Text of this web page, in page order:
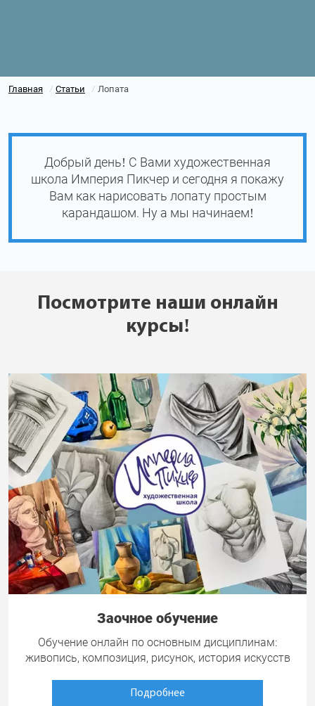
Главная / Статьи / Лопата
Добрый день! С Вами художественная
школа Империя Пикчер и сегодня я покажу
Вам как нарисовать лопату простым
карандашом. Ну а мы начинаем!
Посмотрите наши онлайн
курсы!
Заочное обучение
Обучение онлайн по основным дисциплинам:
живопись, композиция, рисунок, история искусств
Подробнее